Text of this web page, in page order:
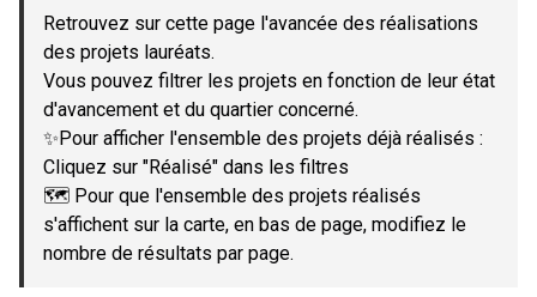
−
Retrouvez sur cette page l'avancée des réalisations
des projets lauréats.
Vous pouvez filtrer les projets en fonction de leur état
d'avancement et du quartier concerné.
✨Pour afficher l'ensemble des projets déjà réalisés :
Cliquez sur "Réalisé" dans les filtres
🗺️ Pour que l'ensemble des projets réalisés
s'affichent sur la carte, en bas de page, modifiez le
nombre de résultats par page.